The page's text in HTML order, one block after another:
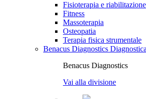
Fisioterapia e riabilitazione
Fitness
Massoterapia
Osteopatia
Terapia fisica strumentale
Benacus Diagnostics
Benacus Diagnostics
Vai alla divisione